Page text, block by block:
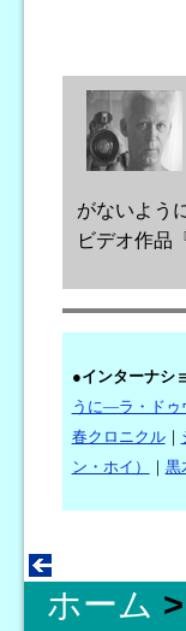
がないよう
ビデオ作品
●インターナシ
うに―ラ・ドゥ
春クロニクル｜
ン・ホイ）
｜ 黒
ホーム >